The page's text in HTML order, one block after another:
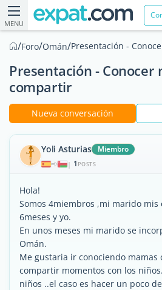
MENU
/Foro/Omán/Presentación -
Presentación - Conocer
compartir
Nueva conversación
Yoli Asturias Miembro
| 1 POSTS
Hola!
Somos 4miembros ,mi marido mis
6meses y yo.
En unos meses mi marido se
Omán.
Me gustaria ir conociendo mamas
compartir momentos con los
niños ..el caso es hacer un poco